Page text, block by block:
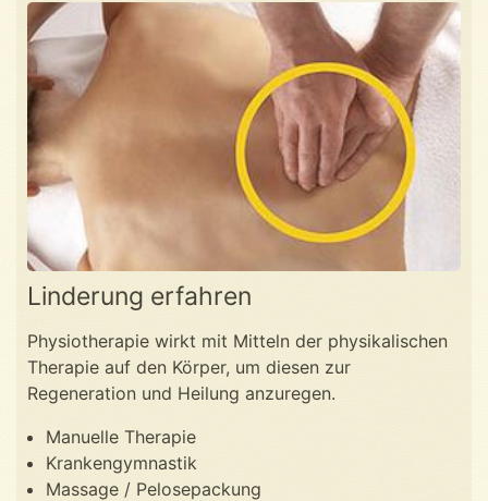
Linderung erfahren
Physiotherapie wirkt mit Mitteln der physikalischen
Therapie auf den Körper, um diesen zur
Regeneration und Heilung anzuregen.
Manuelle Therapie
Krankengymnastik
Massage / Pelosepackung